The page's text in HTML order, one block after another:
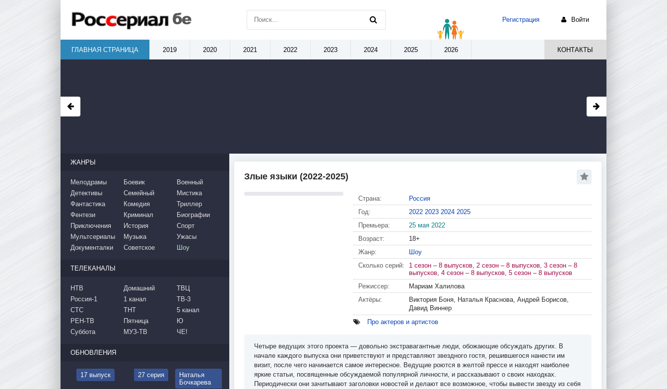
Злые языки (2022-2025)
Страна:
Россия
Год:
2022 2023 2024 2025
Премьера:
25 мая 2022
Возраст:
18+
Жанр:
Шоу
Сколько серий:
1 сезон – 8 выпусков, 2 сезон – 8 выпусков, 3 сезон – 8
выпусков, 4 сезон – 8 выпусков, 5 сезон – 8 выпусков
Режиссер:
Мариам Халилова
Актёры:
Виктория Боня, Наталья Краснова, Андрей Борисов,
Давид Виннер
Про актеров и артистов
Четыре ведущих этого проекта — довольно экстравагантные люди, обожающие обсуждать других. В
начале каждого выпуска они приветствуют и представляют звездного гостя, решившегося нанести им
визит, после чего начинается самое интересное. Ведущие роются в желтой прессе и находят наиболее
яркие статьи, посвященные обсуждаемой популярной личности, и рассказывают о своих находках.
Периодически они зачитывают заголовки новостей и делают все возможное, чтобы вывести звезду из себя
ЖАНРЫ
Мелодрамы
Детективы
Фантастика
Боевик
Семейный
Комедия
Военный
Мистика
Триллер
Фентези
Приключения
Мультсериалы
Документалки
Криминал
История
Музыка
Советское
Биографии
Спорт
Ужасы
Шоу
ТЕЛЕКАНАЛЫ
НТВ
Россия-1
СТС
РЕН-ТВ
Суббота
Домашний
1 канал
ТНТ
Пятница
МУЗ-ТВ
ТВЦ
ТВ-3
5 канал
Ю
ЧЕ!
ОБНОВЛЕНИЯ
17 выпуск 27 серия
Наталья
Бочкарева
Регистрация Войти
ГЛАВНАЯ СТРАНИЦА 2019 2020 2021 2022 2023 2024 2025 2026 КОНТАКТЫ